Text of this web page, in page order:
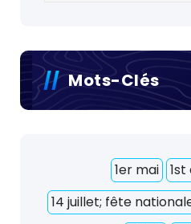
Mots-Clés
1er mai
14 juillet; fête